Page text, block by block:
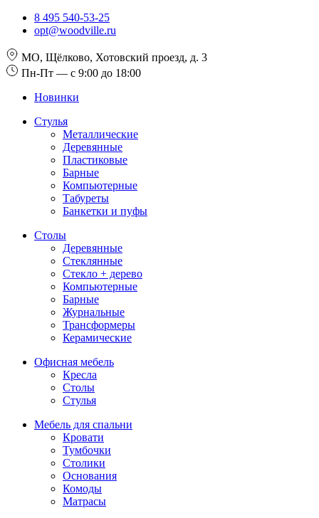
8 495 540-53-25
opt@woodville.ru
МО, Щёлково, Хотовский проезд, д. 3
Пн-Пт — с 9:00 до 18:00
Новинки
Стулья
Металлические
Деревянные
Пластиковые
Барные
Компьютерные
Табуреты
Банкетки и пуфы
Столы
Деревянные
Стеклянные
Стекло + дерево
Компьютерные
Барные
Журнальные
Трансформеры
Керамические
Офисная мебель
Кресла
Столы
Стулья
Мебель для спальни
Кровати
Тумбочки
Столики
Основания
Комоды
Матрасы